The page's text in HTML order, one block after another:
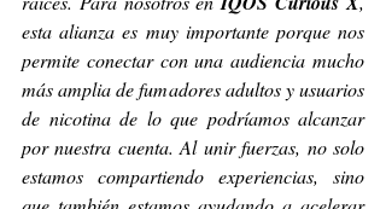
esta alianza es muy importante porque nos
permite conectar con una audiencia mucho
más amplia de fumadores adultos y usuarios
de nicotina de lo que podríamos alcanzar
por nuestra cuenta. Al unir fuerzas, no solo
estamos compartiendo experiencias, sino